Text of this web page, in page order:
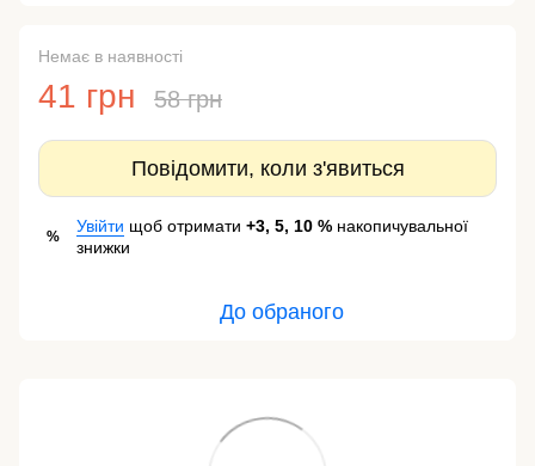
Немає в наявності
41 грн 58 грн
Повідомити, коли з'явиться
%
Увійти щоб отримати +3, 5, 10 % накопичувальної
знижки
До обраного